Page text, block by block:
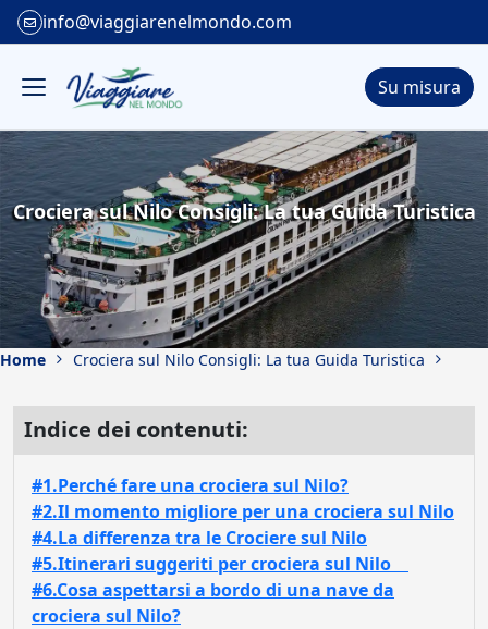
info@viaggiarenelmondo.com
Su misura
Crociera sul Nilo Consigli: La tua Guida Turistica
Home Crociera sul Nilo Consigli: La tua Guida Turistica
Indice dei contenuti:
#1.Perché fare una crociera sul Nilo?
#2.Il momento migliore per una crociera sul Nilo
#4.La differenza tra le Crociere sul Nilo
#5.Itinerari suggeriti per crociera sul Nilo
#6.Cosa aspettarsi a bordo di una nave da
crociera sul Nilo?